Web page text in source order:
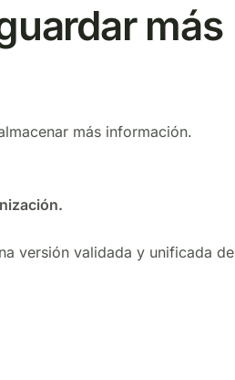
más
más información.
versión validada y unificada de